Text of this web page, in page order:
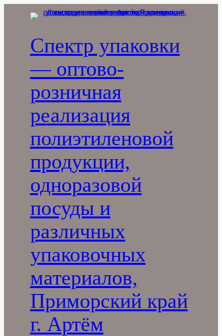
Перейти
Спектр упаковки
— оптово-
розничная
реализация
полиэтиленовой
продукции,
одноразовой
посуды и
различных
упаковочных
материалов,
Приморский край
г. Артём